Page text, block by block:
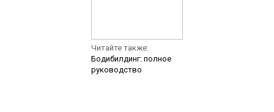
Читайте также:
Бодибилдинг: полное
руководство